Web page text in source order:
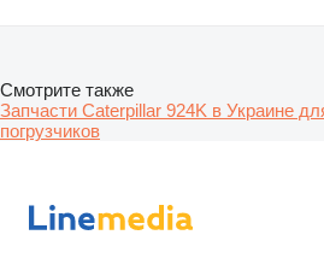
Смотрите также
Запчасти Caterpillar 924K в Украине
погрузчиков